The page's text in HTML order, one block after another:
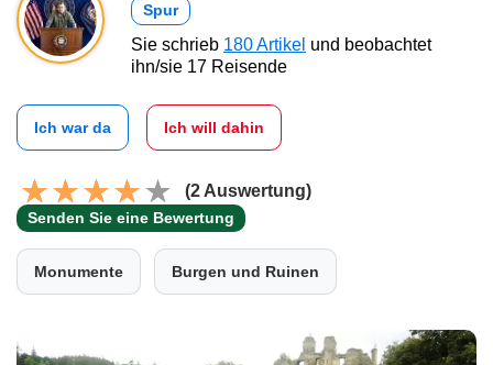
Spur
Sie schrieb 180 Artikel und beobachtet
ihn/sie 17 Reisende
Ich war da Ich will dahin
(2 Auswertung)
Senden Sie eine Bewertung
Monumente Burgen und Ruinen